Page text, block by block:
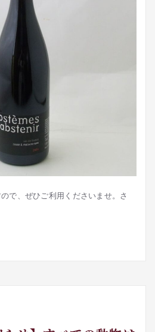
で、ぜひご利用くださいませ。さ